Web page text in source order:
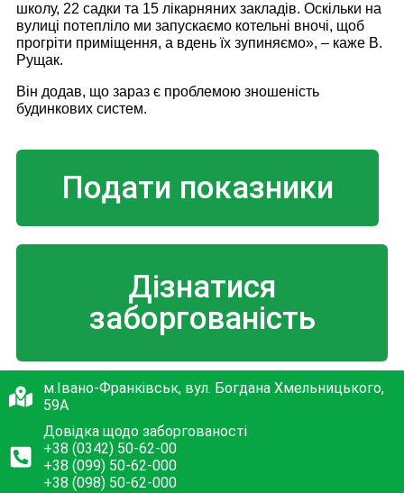
школу, 22 садки та 15 лікарняних закладів. Оскільки на
вулиці потепліло ми запускаємо котельні вночі, щоб
прогріти приміщення, а вдень їх зупиняємо», – каже В.
Рущак.
Він додав, що зараз є проблемою зношеність
будинкових систем.
Подати показники
Дізнатися
заборгованість
м.Івано-Франківськ, вул. Богдана Хмельницького,
59А
Довідка щодо заборгованості
+38 (0342) 50-62-00
+38 (099) 50-62-000
+38 (098) 50-62-000